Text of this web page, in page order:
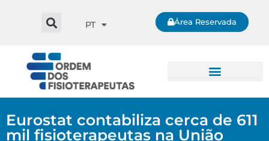
PT Área Reservada
Eurostat contabiliza cerca de 611
mil fisioterapeutas na União